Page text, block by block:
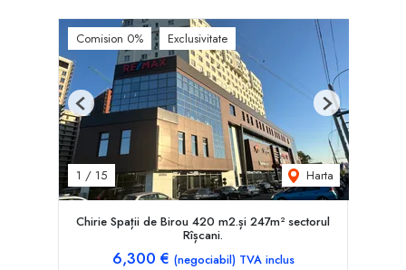
Comision 0% Exclusivitate
1 / 15 Harta
Previous Next
Chirie Spații de Birou 420 m2.și 247m² sectorul
Rîșcani.
6,300 € (negociabil) TVA inclus